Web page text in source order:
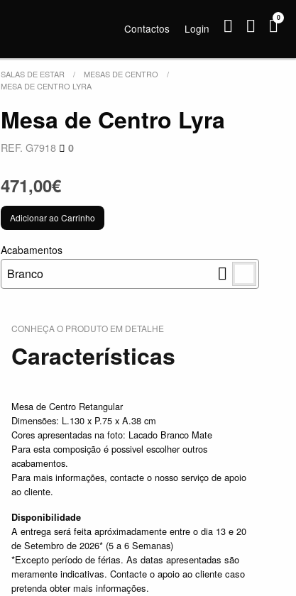
Contactos Login
0
SALAS DE ESTAR
MESAS DE CENTRO
MESA DE CENTRO LYRA
Mesa de Centro Lyra
REF. G7918 0
471,00€
Adicionar ao Carrinho
Acabamentos
Branco
CONHEÇA O PRODUTO EM DETALHE
Características
Mesa de Centro Retangular
Dimensões: L.130 x P.75 x A.38 cm
Cores apresentadas na foto: Lacado Branco Mate
Para esta composição é possivel escolher outros
acabamentos.
Para mais informações, contacte o nosso serviço de apoio
ao cliente.
Disponibilidade
A entrega será feita apróximadamente entre o dia 13 e 20
de Setembro de 2026* (5 a 6 Semanas)
*Excepto período de férias. As datas apresentadas são
meramente indicativas. Contacte o apoio ao cliente caso
pretenda obter mais informações.